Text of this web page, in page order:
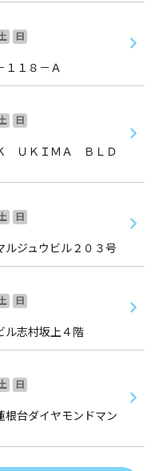
日
１８－Ａ
日
ＵＫＩＭＡ ＢＬＤ
日
ジュウビル２０３号
日
志村坂上４階
日
台ダイヤモンドマン